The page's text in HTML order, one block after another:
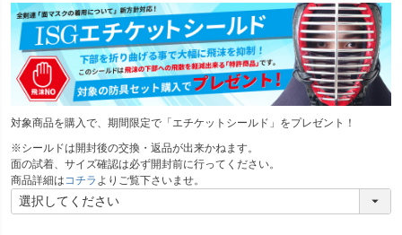
(
必
須
)
対象商品を購入で、期間限定で「エチケットシールド」をプレゼント！
※シールドは開封後の交換・返品が出来かねます。
面の試着、サイズ確認は必ず開封前に行ってください。
商品詳細はコチラ よりご覧下さいませ。